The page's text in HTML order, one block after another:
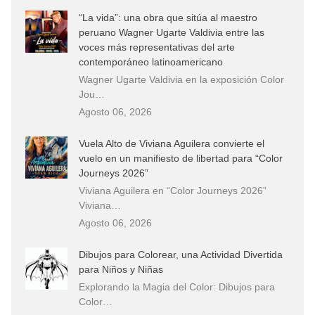
“La vida”: una obra que sitúa al maestro
peruano Wagner Ugarte Valdivia entre las
voces más representativas del arte
contemporáneo latinoamericano
Wagner Ugarte Valdivia en la exposición Color
Jou…
Agosto 06, 2026
Vuela Alto de Viviana Aguilera convierte el
vuelo en un manifiesto de libertad para “Color
Journeys 2026”
Viviana Aguilera en “Color Journeys 2026”
Viviana…
Agosto 06, 2026
Dibujos para Colorear, una Actividad Divertida
para Niños y Niñas
Explorando la Magia del Color: Dibujos para
Color…